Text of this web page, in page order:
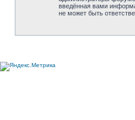
введённая вами
не может быть